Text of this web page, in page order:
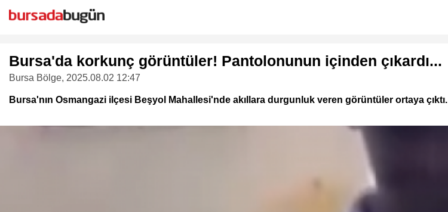
Bursa'da korkunç görüntüler! Pantolonunun içinden çıkardı...
Bursa Bölge, 2025.08.02 12:47
Bursa'nın Osmangazi ilçesi Beşyol Mahallesi'nde akıllara durgunluk veren görüntüler ortaya çıktı.